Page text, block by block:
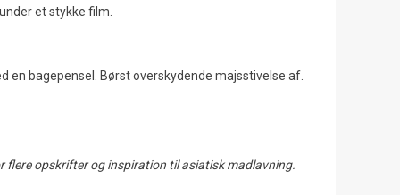
et stykke film.
en bagepensel. Børst overskydende majsstivelse af.
flere opskrifter og inspiration til asiatisk madlavning.